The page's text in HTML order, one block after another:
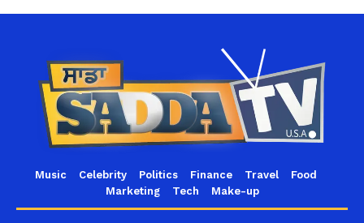
Music Celebrity Politics Finance Travel
Food
Marketing
Tech Make-up